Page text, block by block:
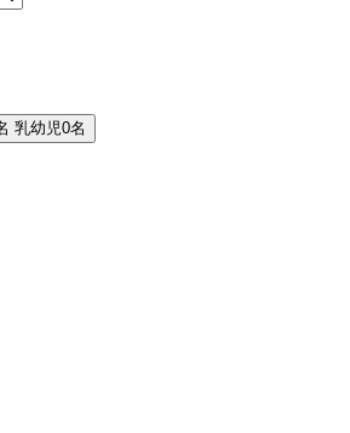
乳幼児0名